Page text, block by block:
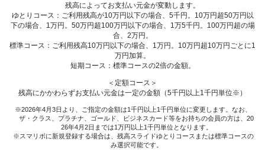
残高によってお支払い元金が変動します。
ゆとりコース：ご利用残高が10万円以下の場合、5千円。10万円超50万円以
下の場合、1万円。50万円超100万円以下の場合、1万5千円。100万円超の場
合、2万円。
標準コース：ご利用残高10万円以下の場合、1万円。10万円超10万円ごとに1
万円加算。
短期コース：標準コースの2倍の金額。
＜定額コース＞
残高にかかわらずお支払い元金は一定の金額（5千円以上1千円単位※）
2026年4月3日より、ご指定の金額は1千円以上1千円単位に変更します。なお、
ザ・クラス、プラチナ、ゴールド、ビジネスカード等をお持ちの会員の方は、20
26年4月2日までは1万円以上1千円単位となります。
スマリボに新規登録する場合は、残高スライドゆとりコースまたは標準コースの
み選択可能です。